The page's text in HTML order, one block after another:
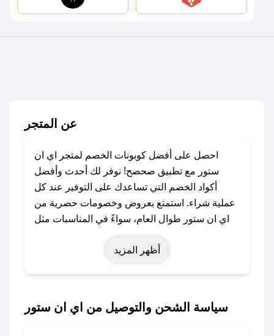
عن المتجر
احصل على أفضل كوبونات الخصم لمتجر اي ان
ستور مع تطبيق صحصح! نوفر لك أحدث وأفضل
أكواد الخصم التي تساعدك على التوفير عند كل
عملية شراء. استمتع بعروض وخصومات حصرية من
اي ان ستور طوال العام، سواءً في المناسبات مثل
عيد الفطر، عيد الأضحى، الجمعة البيضاء (شهر
نوفمبر)، رمضان، اليوم الوطني، يوم التأسيس، أو
حتى عروض خاصة أخرى.
باستخدام تطبيق صحصح، يمكنك العثور بسهولة على
أظهر المزيد
سياسة الشحن والتوصيل من اي ان ستور